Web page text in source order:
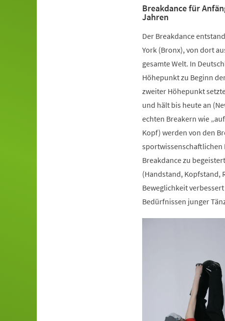
Breakdance für
Jahren
Der Breakdance
York (Bronx), von dort
gesamte Welt. In
Höhepunkt zu Beginn
zweiter Höhepunkt
und hält bis heute an
echten Breakern wie
Kopf) werden von den
sportwissenschaftlichen
Breakdance zu
(Handstand,
Beweglichkeit
Bedürfnissen junger